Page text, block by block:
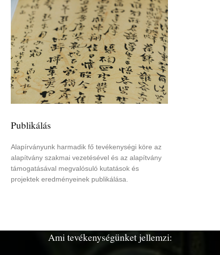
Publikálás
Alapírványunk harmadik fő tevékenységi köre az
alapítvány szakmai vezetésével és az alapítvány
támogatásával megvalósuló kutatások és
projektek eredményeinek publikálása.
Ami tevékenységünket jellemzi: